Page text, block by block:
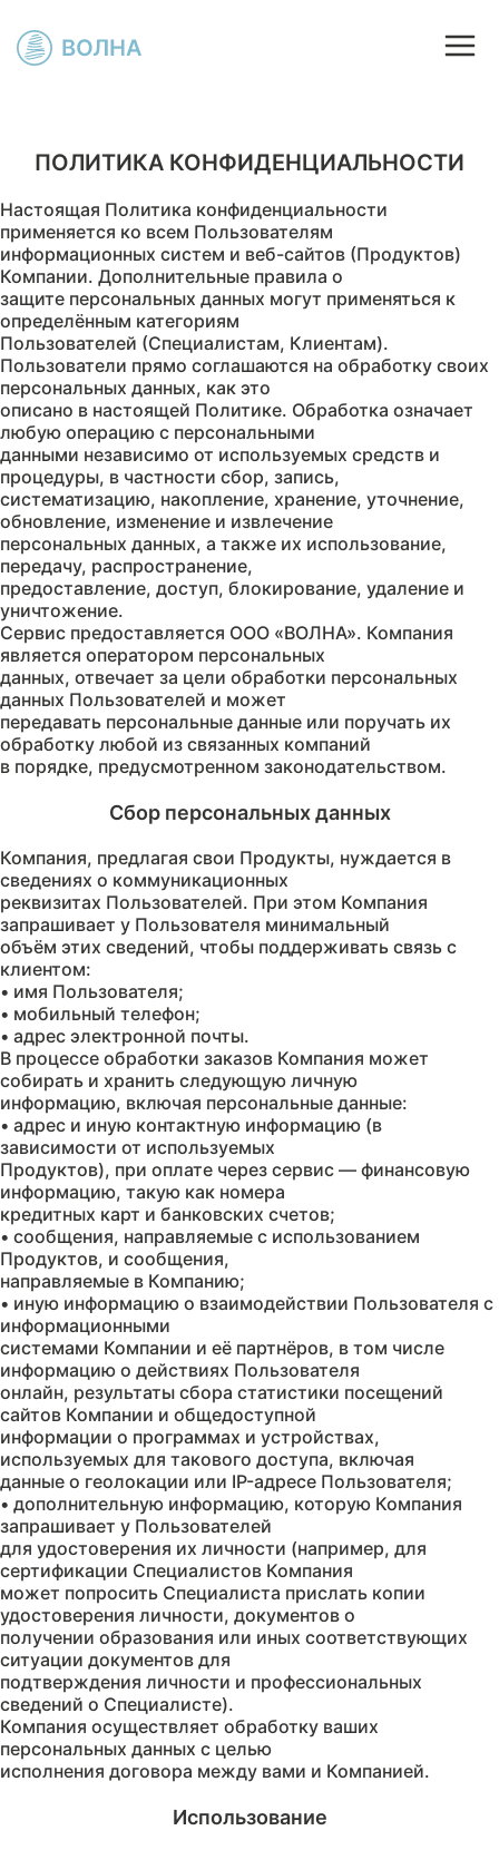
ПОЛИТИКА КОНФИДЕНЦИАЛЬНОСТИ
Настоящая Политика конфиденциальности
применяется ко всем Пользователям
информационных систем и веб-сайтов (Продуктов)
Компании. Дополнительные правила о
защите персональных данных могут применяться к
определённым категориям
Пользователей (Специалистам, Клиентам).
Пользователи прямо соглашаются на обработку своих
персональных данных, как это
описано в настоящей Политике. Обработка означает
любую операцию с персональными
данными независимо от используемых средств и
процедуры, в частности сбор, запись,
систематизацию, накопление, хранение, уточнение,
обновление, изменение и извлечение
персональных данных, а также их использование,
передачу, распространение,
предоставление, доступ, блокирование, удаление и
уничтожение.
Сервис предоставляется ООО «ВОЛНА». Компания
является оператором персональных
данных, отвечает за цели обработки персональных
данных Пользователей и может
передавать персональные данные или поручать их
обработку любой из связанных компаний
Сбор персональных данных
Компания, предлагая свои Продукты, нуждается в
сведениях о коммуникационных
реквизитах Пользователей. При этом Компания
запрашивает у Пользователя минимальный
объём этих сведений, чтобы поддерживать связь с
клиентом:
• имя Пользователя;
• мобильный телефон;
• адрес электронной почты.
В процессе обработки заказов Компания может
собирать и хранить следующую личную
информацию, включая персональные данные:
• адрес и иную контактную информацию (в
зависимости от используемых
Продуктов), при оплате через сервис — финансовую
информацию, такую как номера
кредитных карт и банковских счетов;
• сообщения, направляемые с использованием
Продуктов, и сообщения,
направляемые в Компанию;
• иную информацию о взаимодействии Пользователя с
информационными
системами Компании и её партнёров, в том числе
информацию о действиях Пользователя
онлайн, результаты сбора статистики посещений
сайтов Компании и общедоступной
информации о программах и устройствах,
используемых для такового доступа, включая
данные о геолокации или IP-адресе Пользователя;
• дополнительную информацию, которую Компания
запрашивает у Пользователей
для удостоверения их личности (например, для
сертификации Специалистов Компания
может попросить Специалиста прислать копии
удостоверения личности, документов о
получении образования или иных соответствующих
ситуации документов для
подтверждения личности и профессиональных
сведений о Специалисте).
Компания осуществляет обработку ваших
персональных данных с целью